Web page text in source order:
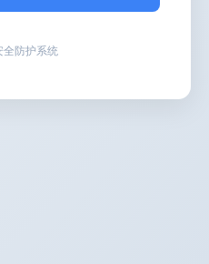
防护系统